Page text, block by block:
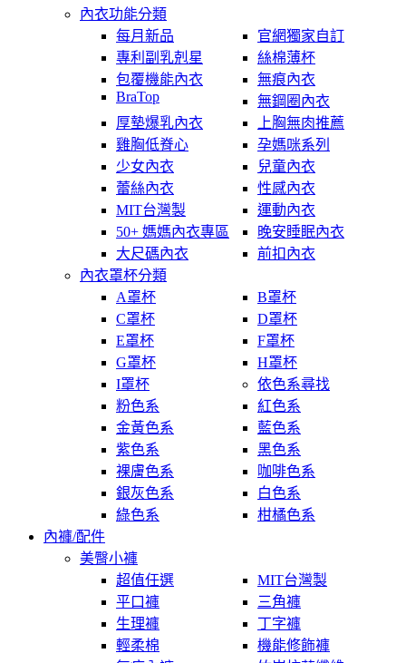
內衣功能分類
每月新品
官網獨家自訂
專利副乳剋星
絲棉薄杯
包覆機能內衣
無痕內衣
BraTop
無鋼圈內衣
厚墊爆乳內衣
上胸無肉推薦
雞胸低脊心
孕媽咪系列
少女內衣
兒童內衣
蕾絲內衣
性感內衣
MIT台灣製
運動內衣
50+ 媽媽內衣專區
晚安睡眠內衣
大尺碼內衣
前扣內衣
內衣罩杯分類
A罩杯
B罩杯
C罩杯
D罩杯
E罩杯
F罩杯
G罩杯
H罩杯
I罩杯
依色系尋找
粉色系
紅色系
金黃色系
藍色系
紫色系
黑色系
裸膚色系
咖啡色系
銀灰色系
白色系
綠色系
柑橘色系
內褲/配件
美臀小褲
超值任選
MIT台灣製
平口褲
三角褲
生理褲
丁字褲
輕柔棉
機能修飾褲